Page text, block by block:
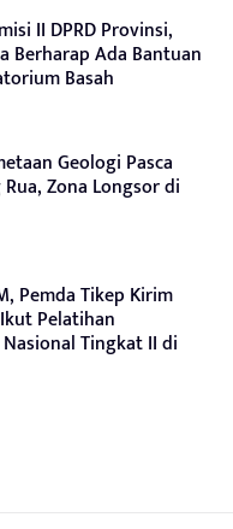
II DPRD Provinsi,
Berharap Ada Bantuan
Basah
Geologi Pasca
Zona Longsor di
Pemda Tikep Kirim
Pelatihan
Tingkat II di